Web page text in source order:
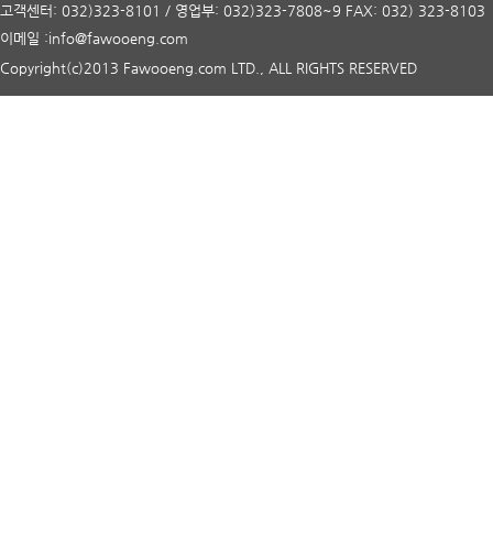
고객센터: 032)323-8101 / 영업부: 032)323-7808~9 FAX: 032) 323-8103
이메일 :info@fawooeng.com
Copyright(c)2013 Fawooeng.com LTD., ALL RIGHTS RESERVED